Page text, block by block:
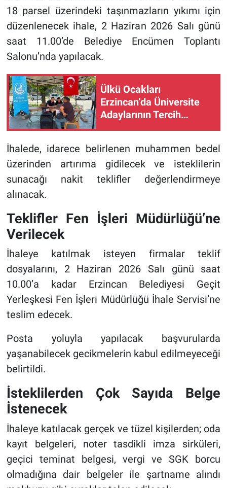
18 parsel üzerindeki taşınmazların yıkımı için
düzenlenecek ihale, 2 Haziran 2026 Salı günü
saat 11.00’de Belediye Encümen Toplantı
Salonu’nda yapılacak.
Ülkü Ocakları
Erzincan’da Üniversite
Adaylarının Tercih
İhalede, idarece belirlenen muhammen bedel
üzerinden artırıma gidilecek ve isteklilerin
sunacağı nakit teklifler değerlendirmeye
alınacak.
Teklifler Fen İşleri Müdürlüğü’ne
Verilecek
İhaleye katılmak isteyen firmalar teklif
dosyalarını, 2 Haziran 2026 Salı günü saat
10.00’a kadar Erzincan Belediyesi Geçit
Yerleşkesi Fen İşleri Müdürlüğü İhale Servisi’ne
teslim edecek.
Posta yoluyla yapılacak başvurularda
yaşanabilecek gecikmelerin kabul edilmeyeceği
belirtildi.
İsteklilerden Çok Sayıda Belge
İstenecek
İhaleye katılacak gerçek ve tüzel kişilerden; oda
kayıt belgeleri, noter tasdikli imza sirküleri,
geçici teminat belgesi, vergi ve SGK borcu
olmadığına dair belgeler ile şartname alındı